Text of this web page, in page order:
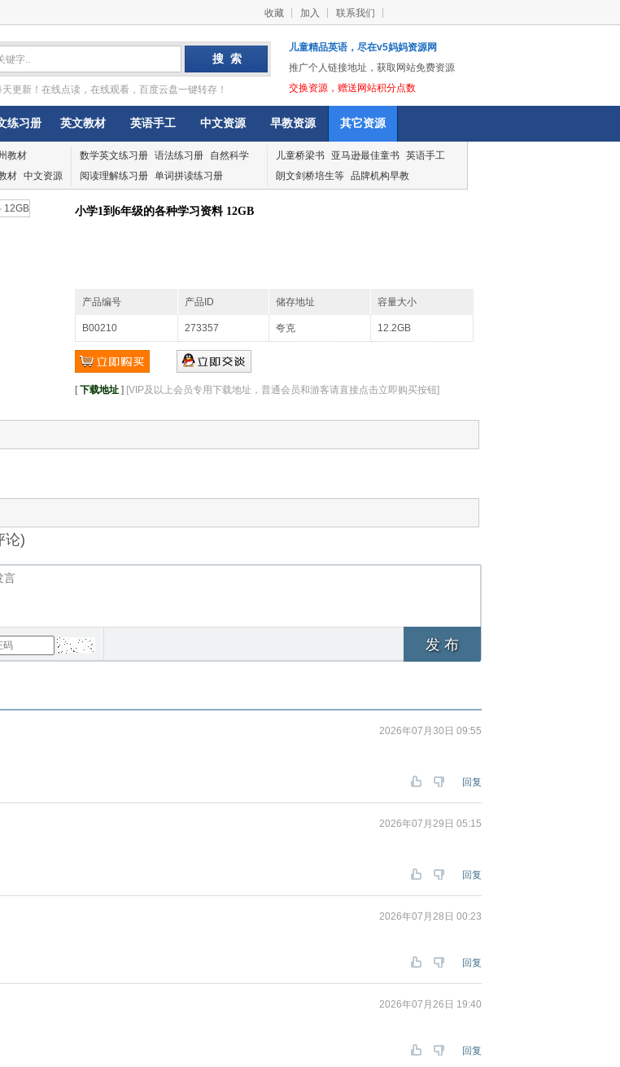
收藏 加入 联系我们
更新！在线点读，在线观看，百度云盘一键转存！
儿童精品英语，尽在v5妈妈资源网
推广个人链接地址，获取网站免费资源
交换资源，赠送网站积分点数
练习册 英文教材 英语手工 中文资源 早教资源 其它资源
教材
材 中文资源
数学英文练习册 语法练习册
自然科学
阅读理解练习册 单词拼读练习册
儿童桥梁书 亚马逊最佳童书 英语手工
朗文剑桥培生等 品牌机构早教
小学1到6年级的各种学习资料 12GB
产品编号 产品ID 储存地址 容量大小
B00210 273357 夸克 12.2GB
[下载地址 ] [VIP及以上会员专用下载地址，普通会员和游客请直接点击立即购买按钮]
论)
发 布
2026年07月30日 09:55
回复
2026年07月29日 05:15
回复
2026年07月28日 00:23
回复
2026年07月26日 19:40
回复